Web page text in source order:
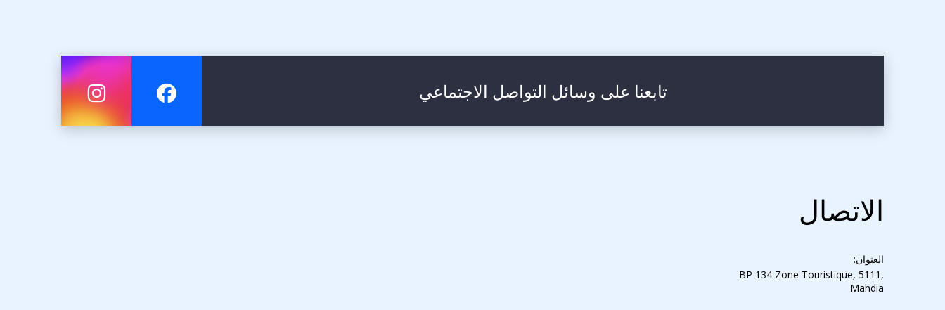
تابعنا على وسائل التواصل الاجتماعي
الاتصال
العنوان:
BP 134 Zone Touristique, 5111,
Mahdia